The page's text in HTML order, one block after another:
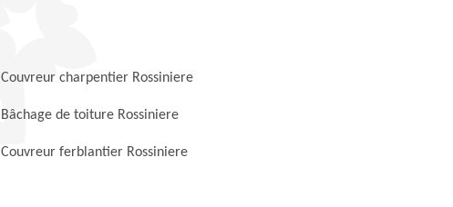
Couvreur charpentier Rossiniere
Bâchage de toiture Rossiniere
Couvreur ferblantier Rossiniere